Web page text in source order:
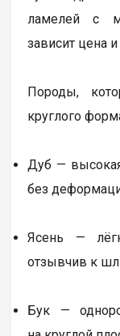
ламелей с
зависит цена
Породы,
круглого
Дуб —
без
Ясень —
отзывчив к
Бук —